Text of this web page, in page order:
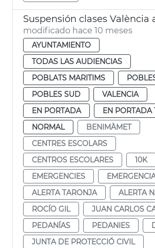
modificado hace 10 meses
AYUNTAMIENTO
TODAS LAS AUDIENCIAS
POBLATS MARITIMS
POBLES SUD
VALENCIA
EN PORTADA
EN PORTADA
NORMAL
BENIMÀMET
CENTRES ESCOLARS
CENTROS ESCOLARES
10K
EMERGENCIES
ALERTA TARONJA
ALERTA
ROCÍO GIL
JUAN CARLOS
PEDANÍAS
PEDANIES
JUNTA DE PROTECCIÓ CIVIL